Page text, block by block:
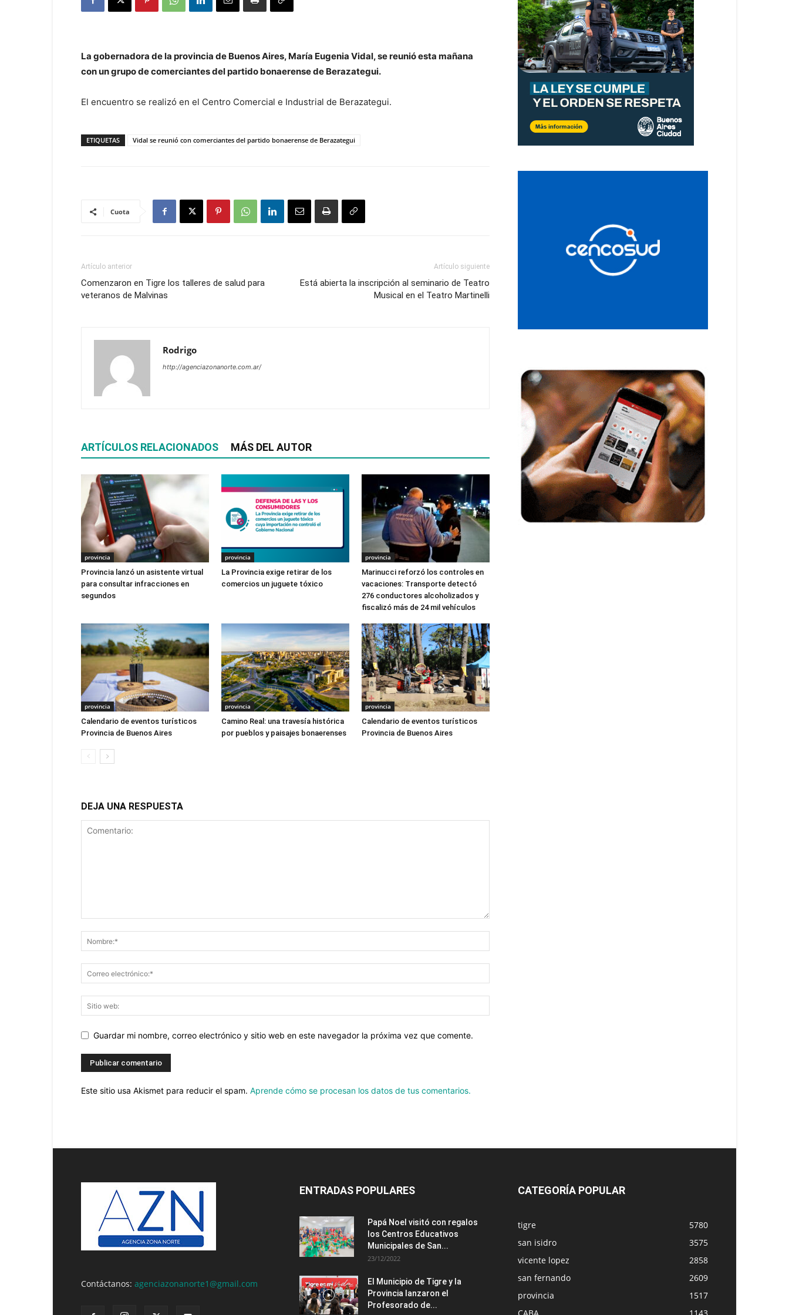
La gobernadora de la provincia de Buenos Aires, María Eugenia Vidal, se reunió esta mañana
con un grupo de comerciantes del partido bonaerense de Berazategui.
El encuentro se realizó en el Centro Comercial e Industrial de Berazategui.
ETIQUETAS Vidal se reunió con comerciantes del partido bonaerense de Berazategui
Cuota
Artículo anterior
Comenzaron en Tigre los talleres de salud para
veteranos de Malvinas
Artículo siguiente
Está abierta la inscripción al seminario de Teatro
Musical en el Teatro Martinelli
Rodrigo
http://agenciazonanorte.com.ar/
ARTÍCULOS RELACIONADOS MÁS DEL AUTOR
provincia
Provincia lanzó un asistente virtual
para consultar infracciones en
segundos
provincia
La Provincia exige retirar de los
comercios un juguete tóxico
provincia
Marinucci reforzó los controles en
vacaciones: Transporte detectó
276 conductores alcoholizados y
fiscalizó más de 24 mil vehículos
provincia
Calendario de eventos turísticos
Provincia de Buenos Aires
provincia
Camino Real: una travesía histórica
por pueblos y paisajes bonaerenses
provincia
Calendario de eventos turísticos
Provincia de Buenos Aires
DEJA UNA RESPUESTA
Guardar mi nombre, correo electrónico y sitio web en este navegador la próxima vez que comente.
Este sitio usa Akismet para reducir el spam. Aprende cómo se procesan los datos de tus comentarios.
Contáctanos: agenciazonanorte1@gmail.com
ENTRADAS POPULARES
Papá Noel visitó con regalos
los Centros Educativos
Municipales de San...
23/12/2022
El Municipio de Tigre y la
Provincia lanzaron el
Profesorado de...
CATEGORÍA POPULAR
tigre
5780
san isidro
3575
vicente lopez
2858
san fernando
2609
provincia
1517
CABA
1143